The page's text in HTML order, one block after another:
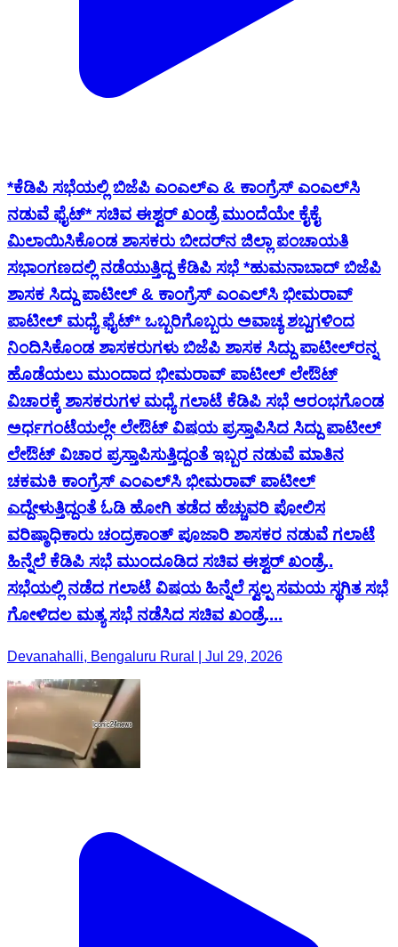
*ಕೆಡಿಪಿ ಸಭೆಯಲ್ಲಿ ಬಿಜೆಪಿ ಎಂಎಲ್ಎ & ಕಾಂಗ್ರೆಸ್ ಎಂಎಲ್‌ಸಿ
ನಡುವೆ ಫೈಟ್* ಸಚಿವ ಈಶ್ವರ್ ಖಂಡ್ರೆ ಮುಂದೆಯೇ ಕೈಕೈ
ಮಿಲಾಯಿಸಿಕೊಂಡ ಶಾಸಕರು ಬೀದರ್‌ನ ಜಿಲ್ಲಾ ಪಂಚಾಯತಿ
ಸಭಾಂಗಣದಲ್ಲಿ ನಡೆಯುತ್ತಿದ್ದ ಕೆಡಿಪಿ ಸಭೆ *ಹುಮನಾಬಾದ್ ಬಿಜೆಪಿ
ಶಾಸಕ ಸಿದ್ದು ಪಾಟೀಲ್ & ಕಾಂಗ್ರೆಸ್ ಎಂಎಲ್‌ಸಿ ಭೀಮರಾವ್
ಪಾಟೀಲ್ ಮಧ್ಯೆ ಫೈಟ್* ಒಬ್ಬರಿಗೊಬ್ಬರು ಅವಾಚ್ಯ ಶಬ್ದಗಳಿಂದ
ನಿಂದಿಸಿಕೊಂಡ ಶಾಸಕರುಗಳು ಬಿಜೆಪಿ ಶಾಸಕ ಸಿದ್ದು ಪಾಟೀಲ್‌ರನ್ನ
ಹೊಡೆಯಲು ಮುಂದಾದ ಭೀಮರಾವ್ ಪಾಟೀಲ್ ಲೇಔಟ್
ವಿಚಾರಕ್ಕೆ ಶಾಸಕರುಗಳ ಮಧ್ಯೆ ಗಲಾಟೆ ಕೆಡಿಪಿ ಸಭೆ ಆರಂಭಗೊಂಡ
ಅರ್ಧಗಂಟೆಯಲ್ಲೇ ಲೇಔಟ್ ವಿಷಯ ಪ್ರಸ್ತಾಪಿಸಿದ ಸಿದ್ದು ಪಾಟೀಲ್
ಲೇಔಟ್ ವಿಚಾರ ಪ್ರಸ್ತಾಪಿಸುತ್ತಿದ್ದಂತೆ ಇಬ್ಬರ ನಡುವೆ ಮಾತಿನ
ಚಕಮಕಿ ಕಾಂಗ್ರೆಸ್ ಎಂಎಲ್‌ಸಿ ಭೀಮರಾವ್ ಪಾಟೀಲ್
ಎದ್ದೇಳುತ್ತಿದ್ದಂತೆ ಓಡಿ ಹೋಗಿ ತಡೆದ ಹೆಚ್ಚುವರಿ ಪೋಲಿಸ
ವರಿಷ್ಠಾಧಿಕಾರು ಚಂದ್ರಕಾಂತ್ ಪೂಜಾರಿ ಶಾಸಕರ ನಡುವೆ ಗಲಾಟೆ
ಹಿನ್ನೆಲೆ ಕೆಡಿಪಿ ಸಭೆ ಮುಂದೂಡಿದ ಸಚಿವ ಈಶ್ವರ್ ಖಂಡ್ರೆ..
ಸಭೆಯಲ್ಲಿ ನಡೆದ ಗಲಾಟೆ ವಿಷಯ ಹಿನ್ನೆಲೆ ಸ್ವಲ್ಪ ಸಮಯ ಸ್ಥಗಿತ ಸಭೆ
ಗೋಳಿದಲ ಮತ್ಯ ಸಭೆ ನಡೆಸಿದ ಸಚಿವ ಖಂಡ್ರೆ....
Devanahalli, Bengaluru Rural | Jul 29, 2026